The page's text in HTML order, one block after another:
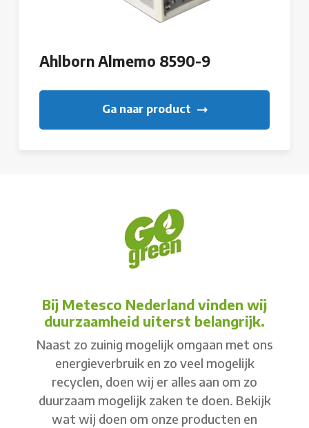
Ahlborn Almemo 8590-9
Ga naar product
Bij Metesco Nederland vinden wij
duurzaamheid uiterst belangrijk.
Naast zo zuinig mogelijk omgaan met ons
energieverbruik en zo veel mogelijk
recyclen, doen wij er alles aan om zo
duurzaam mogelijk zaken te doen. Bekijk
wat wij doen om onze producten en